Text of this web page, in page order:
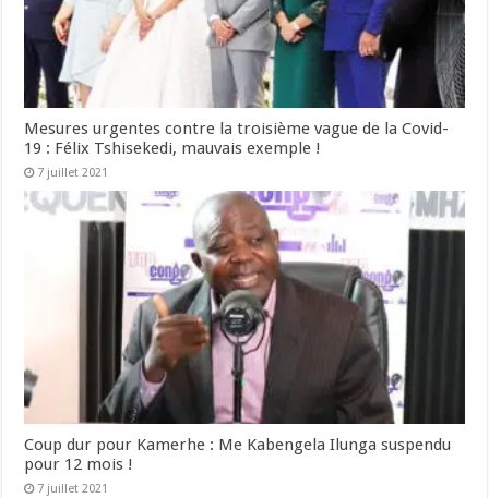
Mesures urgentes contre la troisième vague de la Covid-
19 : Félix Tshisekedi, mauvais exemple !
7 juillet 2021
Coup dur pour Kamerhe : Me Kabengela Ilunga suspendu
pour 12 mois !
7 juillet 2021